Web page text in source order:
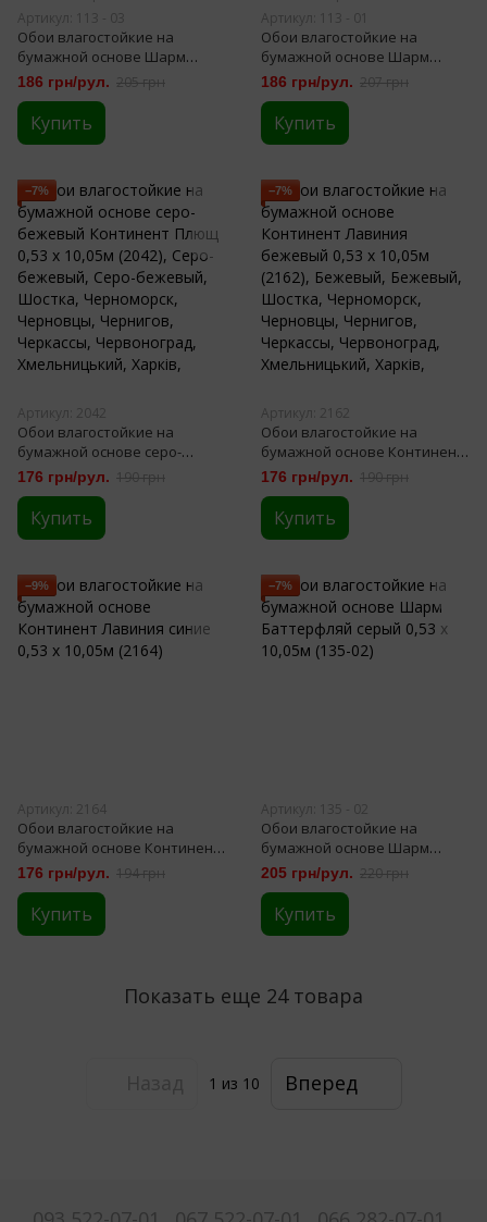
Артикул: 113 - 03
Обои влагостойкие на
бумажной основе Шарм
Скала серо-коричневые 0,53
х 10,05м (113 - 03)
186 грн/рул. 205 грн
Купить
Артикул: 113 - 01
Обои влагостойкие на
бумажной основе Шарм
Скала коричневый 0,53 х
10,05м (113 - 01)
186 грн/рул. 207 грн
Купить
−7%
Артикул: 2042
Обои влагостойкие на
бумажной основе серо-
бежевый Континент Плющ
0,53 х 10,05м (2042)
176 грн/рул. 190 грн
Купить
−7%
Артикул: 2162
Обои влагостойкие на
бумажной основе Континент
Лавиния бежевый 0,53 х
10,05м (2162)
176 грн/рул. 190 грн
Купить
−9%
Артикул: 2164
Обои влагостойкие на
бумажной основе Континент
Лавиния синие 0,53 х 10,05м
176 грн/рул. 194 грн
Купить
−7%
Артикул: 135 - 02
Обои влагостойкие на
бумажной основе Шарм
Баттерфляй серый 0,53 х
10,05м (135-02)
205 грн/рул. 220 грн
Купить
Показать еще 24 товара
1 из 10 Вперед